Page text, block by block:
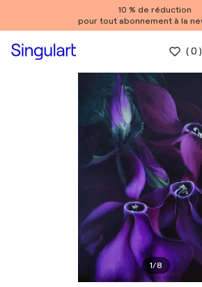
10 % de réduction
pour tout abonnement à la
(0 )
1/8